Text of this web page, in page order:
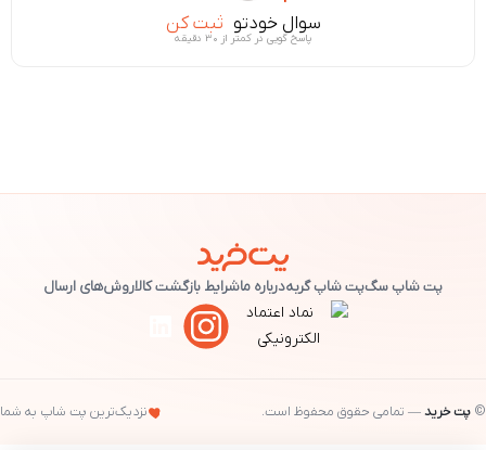
سوال خودتو ثبت کن
پاسخ گویی در کمتر از ۳۰ دقیقه
پت شاپ سگپت شاپ گربهدرباره ماشرایط بازگشت کالاروش‌های ارسال
© پت خرید— تمامی حقوق محفوظ است. نزدیک‌ترین پت شاپ به شما